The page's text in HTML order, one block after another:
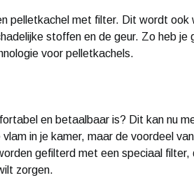
pelletkachel met filter. Dit wordt ook
stoffen en de geur. Zo heb je
voor pelletkachels.
en betaalbaar is? Dit kan nu
in je kamer, maar de voordeel
gefilterd met een speciaal filter,
zorgen.